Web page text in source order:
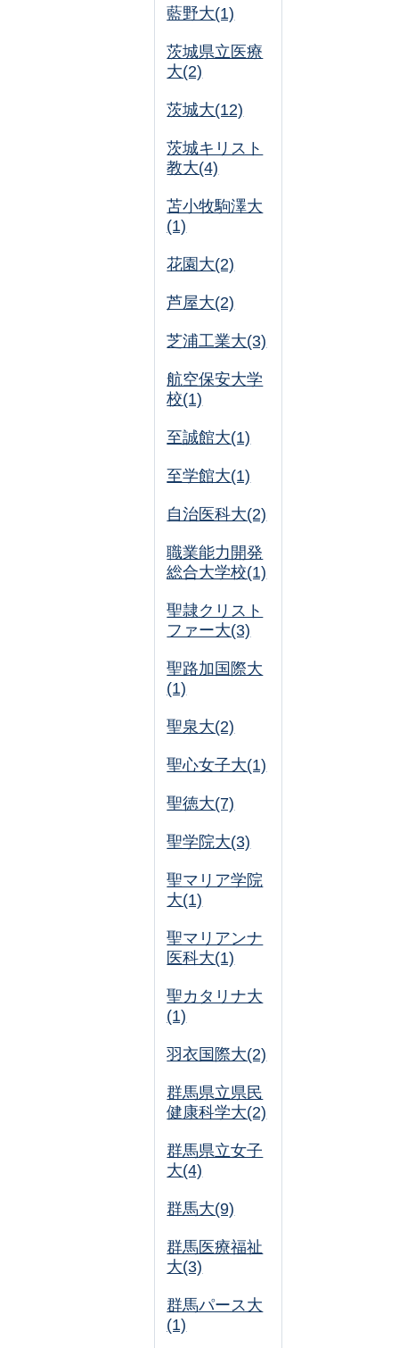
藍野大(1)
茨城県立医療
大(2)
茨城大(12)
茨城キリスト
教大(4)
苫小牧駒澤大
(1)
花園大(2)
芦屋大(2)
芝浦工業大(3)
航空保安大学
校(1)
至誠館大(1)
至学館大(1)
自治医科大(2)
職業能力開発
総合大学校(1)
聖隷クリスト
ファー大(3)
聖路加国際大
(1)
聖泉大(2)
聖心女子大(1)
聖徳大(7)
聖学院大(3)
聖マリア学院
大(1)
聖マリアンナ
医科大(1)
聖カタリナ大
(1)
羽衣国際大(2)
群馬県立県民
健康科学大(2)
群馬県立女子
大(4)
群馬大(9)
群馬医療福祉
大(3)
群馬パース大
(1)